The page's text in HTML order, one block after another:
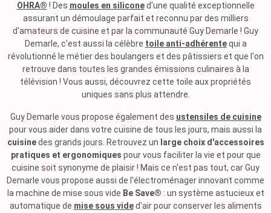
OHRA® ! Des moules en siliconed'une qualité exceptionnelle
assurant un démoulage parfait et reconnu par des milliers
d'amateurs de cuisine et par la communauté Guy Demarle ! Guy
Demarle, c'est aussi la célèbre toile anti-adhérentequi a
révolutionné le métier des boulangers et des pâtissiers et que l'on
retrouve dans toutes les grandes émissions culinaires à la
télévision ! Vous aussi, découvrez cette toile aux propriétés
uniques sans plus attendre.
Guy Demarle vous propose également des ustensiles de cuisine
pour vous aider dans votre cuisine de tous les jours, mais aussi la
cuisinedes grands jours. Retrouvez un large choix d'accessoires
pratiques et ergonomiques pour vous faciliter la vie et pour que
cuisine soit synonyme de plaisir ! Mais ce n'est pas tout, car Guy
Demarle vous propose aussi de l'électroménager innovant comme
la machine de mise sous vide Be Save® : un système astucieux et
automatique de mise sous vided'air pour conserver les aliments